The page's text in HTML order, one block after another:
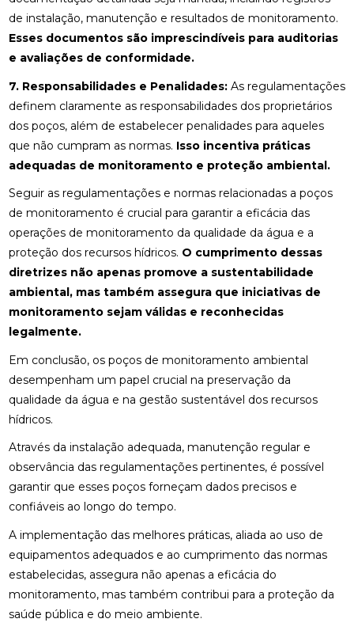
de instalação, manutenção e resultados de monitoramento.
Esses documentos são imprescindíveis para auditorias
e avaliações de conformidade.
7. Responsabilidades e Penalidades:As regulamentações
definem claramente as responsabilidades dos proprietários
dos poços, além de estabelecer penalidades para aqueles
que não cumpram as normas. Isso incentiva práticas
adequadas de monitoramento e proteção ambiental.
Seguir as regulamentações e normas relacionadas a poços
de monitoramento é crucial para garantir a eficácia das
operações de monitoramento da qualidade da água e a
proteção dos recursos hídricos. O cumprimento dessas
diretrizes não apenas promove a sustentabilidade
ambiental, mas também assegura que iniciativas de
monitoramento sejam válidas e reconhecidas
legalmente.
Em conclusão, os poços de monitoramento ambiental
desempenham um papel crucial na preservação da
qualidade da água e na gestão sustentável dos recursos
hídricos.
Através da instalação adequada, manutenção regular e
observância das regulamentações pertinentes, é possível
garantir que esses poços forneçam dados precisos e
confiáveis ao longo do tempo.
A implementação das melhores práticas, aliada ao uso de
equipamentos adequados e ao cumprimento das normas
estabelecidas, assegura não apenas a eficácia do
monitoramento, mas também contribui para a proteção da
saúde pública e do meio ambiente.